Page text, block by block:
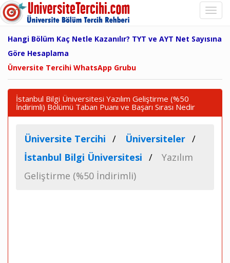
Hangi Bölüm Kaç Netle Kazanılır? TYT ve AYT Net Sayısına
Göre Hesaplama
Ünversite Tercihi WhatsApp Grubu
İstanbul Bilgi Üniversitesi Yazılım Geliştirme (%50
İndirimli) Bölümü Taban Puanı ve Başarı Sırası Nedir
Üniversite Tercihi
Üniversiteler
İstanbul Bilgi Üniversitesi
Yazılım
Geliştirme (%50 İndirimli)